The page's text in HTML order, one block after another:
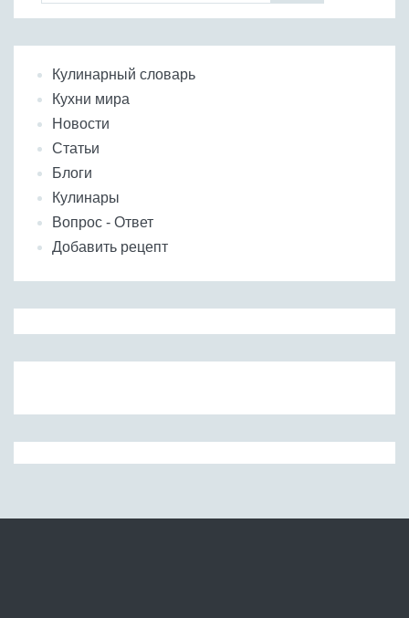
Кулинарный словарь
Кухни мира
Новости
Статьи
Блоги
Кулинары
Вопрос - Ответ
Добавить рецепт